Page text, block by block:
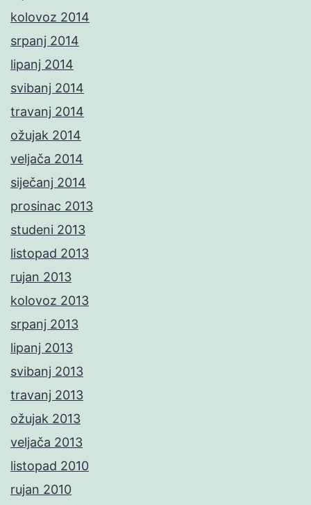
kolovoz 2014
srpanj 2014
lipanj 2014
svibanj 2014
travanj 2014
ožujak 2014
veljača 2014
siječanj 2014
prosinac 2013
studeni 2013
listopad 2013
rujan 2013
kolovoz 2013
srpanj 2013
lipanj 2013
svibanj 2013
travanj 2013
ožujak 2013
veljača 2013
listopad 2010
rujan 2010